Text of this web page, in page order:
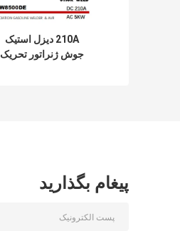
210A دیزل استیک
جوش ژنراتور تحریک
پیغام بگذارید